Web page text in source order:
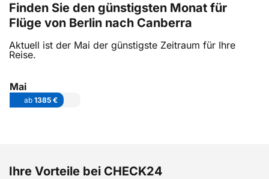
Finden Sie den günstigsten Monat für
Flüge von Berlin nach Canberra
Aktuell ist der Mai der günstigste Zeitraum für Ihre
Reise.
Mai
ab 1385 €
Ihre Vorteile bei CHECK24